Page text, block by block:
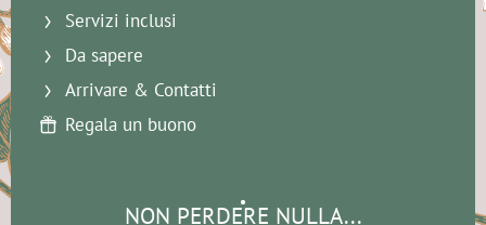
Servizi inclusi
Da sapere
Arrivare & Contatti
Regala un buono
NON PERDERE NULLA...